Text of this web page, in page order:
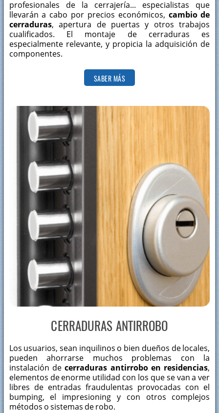
profesionales de la cerrajería... especialistas que
llevarán a cabo por precios económicos, cambio de
cerraduras, apertura de puertas y otros trabajos
cualificados. El montaje de cerraduras es
especialmente relevante, y propicia la adquisición de
componentes.
SABER MÁS
CERRADURAS ANTIRROBO
Los usuarios, sean inquilinos o bien dueños de locales,
pueden ahorrarse muchos problemas con la
instalación decerraduras antirrobo en residencias,
elementos de enorme utilidad con los que se van a ver
libres de entradas fraudulentas provocadas con el
bumping, el impresioning y con otros complejos
métodos o sistemas de robo.